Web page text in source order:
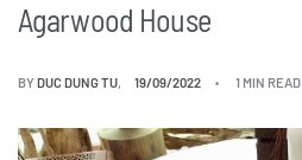
Agarwood House
BYDUC DUNG TU 19/09/2022 1 MIN READ